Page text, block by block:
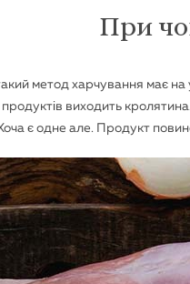
При
метод харчування має на
виходить
Хоча є одне але. Продукт